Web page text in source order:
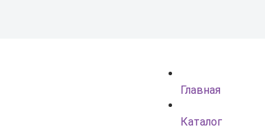
Главная
Каталог